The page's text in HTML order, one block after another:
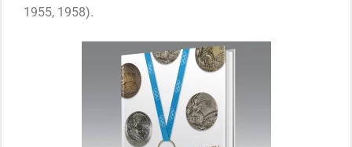
1955, 1958).